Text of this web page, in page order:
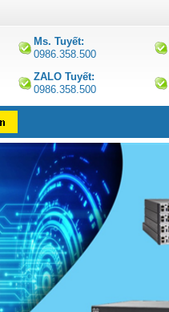
Ms. Tuyết:
0986.358.500
ZALO Tuyết:
0986.358.500